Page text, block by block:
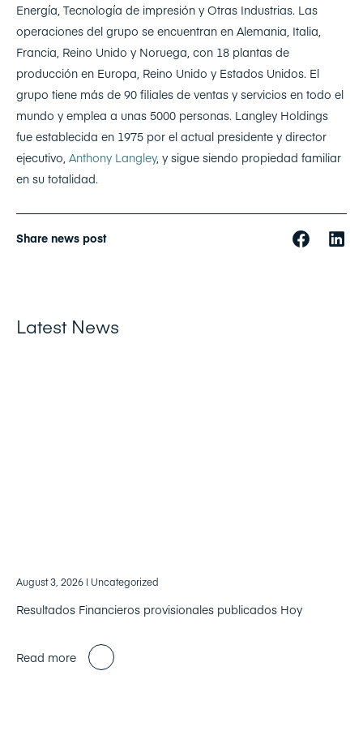
Energía, Tecnología de impresión y Otras Industrias. Las
operaciones del grupo se encuentran en Alemania, Italia,
Francia, Reino Unido y Noruega, con 18 plantas de
producción en Europa, Reino Unido y Estados Unidos. El
grupo tiene más de 90 filiales de ventas y servicios en todo el
mundo y emplea a unas 5000 personas. Langley Holdings
fue establecida en 1975 por el actual presidente y director
ejecutivo, Anthony Langley, y sigue siendo propiedad familiar
en su totalidad.
Share news post
Latest News
August 3, 2026 | Uncategorized
Resultados Financieros provisionales publicados Hoy
Read more